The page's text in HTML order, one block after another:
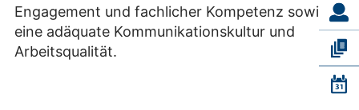
Engagement und fachlicher Kompetenz sowie
eine adäquate Kommunikationskultur und
Arbeitsqualität.